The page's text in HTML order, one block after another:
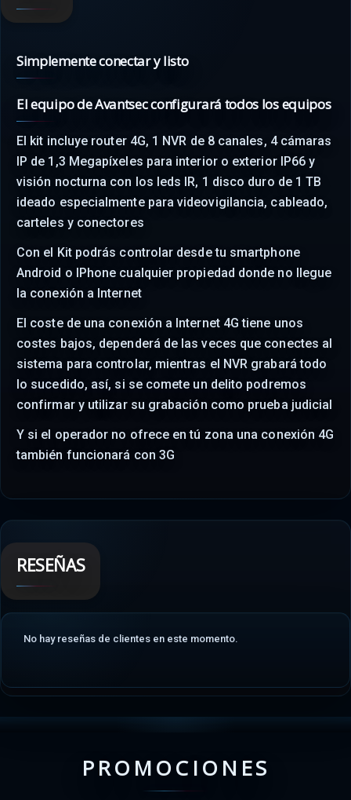
Simplemente conectar y listo
El equipo de Avantsec configurará todos los equipos
El kit incluye router 4G, 1 NVR de 8 canales, 4 cámaras
IP de 1,3 Megapíxeles para interior o exterior IP66 y
visión nocturna con los leds IR, 1 disco duro de 1 TB
ideado especialmente para videovigilancia, cableado,
carteles y conectores
Con el Kit podrás controlar desde tu smartphone
Android o IPhone cualquier propiedad donde no llegue
la conexión a Internet
El coste de una conexión a Internet 4G tiene unos
costes bajos, dependerá de las veces que conectes al
sistema para controlar, mientras el NVR grabará todo
lo sucedido, así, si se comete un delito podremos
confirmar y utilizar su grabación como prueba judicial
Y si el operador no ofrece en tú zona una conexión 4G
también funcionará con 3G
RESEÑAS
No hay reseñas de clientes en este momento.
PROMOCIONES